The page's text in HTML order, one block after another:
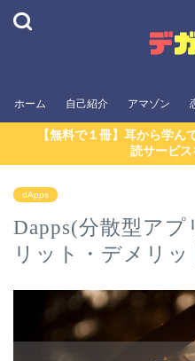
ホーム 自己紹介 アマゾン
【無料で１冊】耳から学ん
読サービス
dApps
Dapps(分散型ア
リット・デメリ